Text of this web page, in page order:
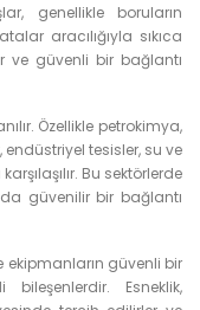
genellikle boruların
aracılığıyla sıkıca
ve güvenli bir bağlantı
Özellikle petrokimya,
tesisler, su ve
Bu sektörlerde
güvenilir bir bağlantı
ekipmanların güvenli bir
Esneklik,